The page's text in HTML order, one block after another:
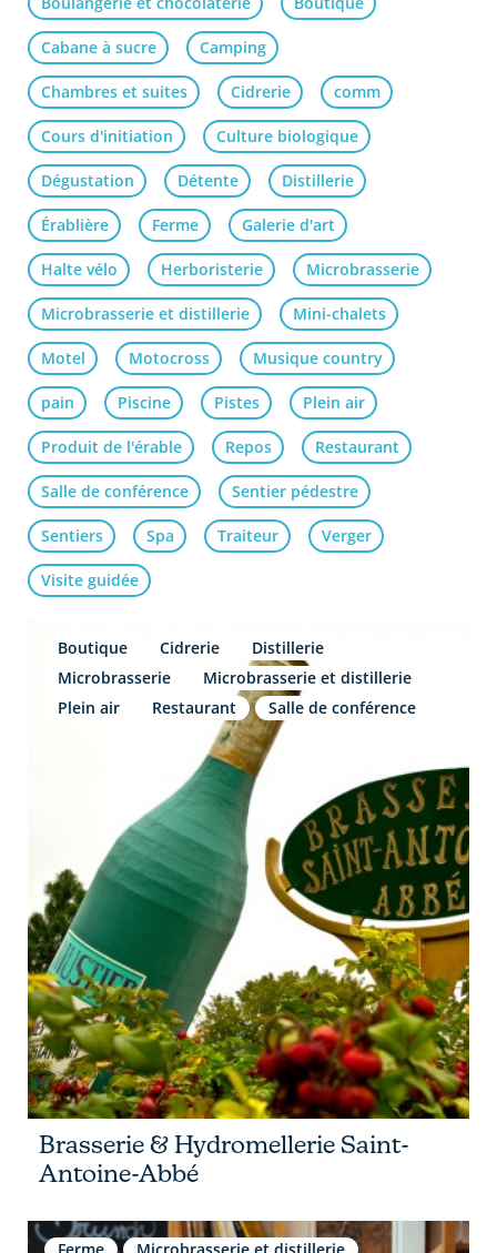
Cabane à sucre Camping
Chambres et suites Cidrerie comm
Cours d'initiation Culture biologique
Dégustation Détente Distillerie
Érablière Ferme Galerie d'art
Halte vélo Herboristerie Microbrasserie
Microbrasserie et distillerie Mini-chalets
Motel Motocross Musique country
pain Piscine Pistes Plein air
Produit de l'érable Repos Restaurant
Salle de conférence Sentier pédestre
Sentiers Spa Traiteur Verger
Visite guidée
Boutique Cidrerie
Distillerie
Microbrasserie
Microbrasserie et distillerie
Plein air
Restaurant Salle de conférence
Brasserie & Hydromellerie Saint-
Antoine-Abbé